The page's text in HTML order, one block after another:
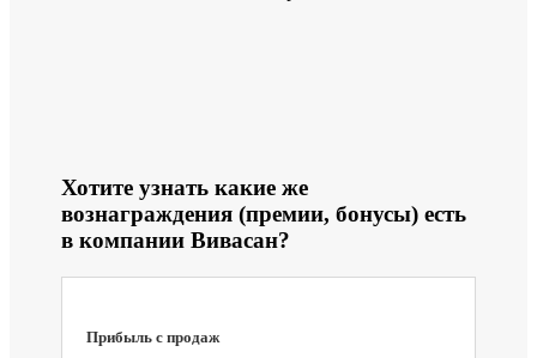
Хотите узнать какие же
вознаграждения (премии, бонусы) есть
в компании Вивасан?
Прибыль с продаж